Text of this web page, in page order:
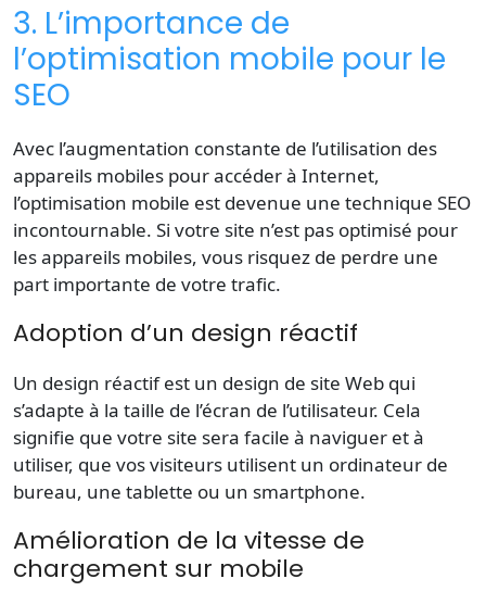
3. L’importance de
l’optimisation mobile pour le
SEO
Avec l’augmentation constante de l’utilisation des
appareils mobiles pour accéder à Internet,
l’optimisation mobile est devenue une technique SEO
incontournable. Si votre site n’est pas optimisé pour
les appareils mobiles, vous risquez de perdre une
part importante de votre trafic.
Adoption d’un design réactif
Un design réactif est un design de site Web qui
s’adapte à la taille de l’écran de l’utilisateur. Cela
signifie que votre site sera facile à naviguer et à
utiliser, que vos visiteurs utilisent un ordinateur de
bureau, une tablette ou un smartphone.
Amélioration de la vitesse de
chargement sur mobile